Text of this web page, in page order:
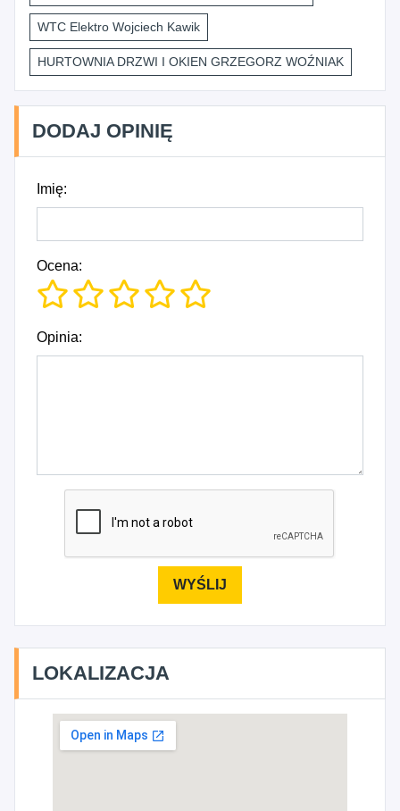
WTC Elektro Wojciech Kawik
HURTOWNIA DRZWI I OKIEN GRZEGORZ WOŹNIAK
DODAJ OPINIĘ
Imię:
Ocena:
Opinia:
LOKALIZACJA